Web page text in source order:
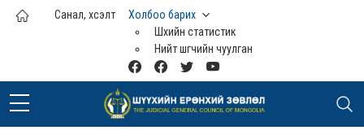
Үндсэн агуулга руу шилжих
Санал, хүсэлт
Холбоо барих
Шүүхийн статистик
Нийт шүүгчийн чуулган